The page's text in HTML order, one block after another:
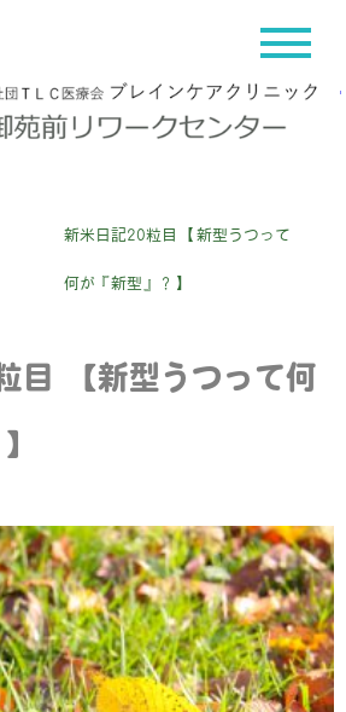
新米日記20粒目 【新型うつって
何が『新型』？】
目 【新型うつって何